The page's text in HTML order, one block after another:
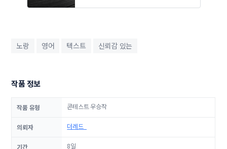
노랑 영어 텍스트 신뢰감 있는
작품 정보
작품 유형 콘테스트 우승작
의뢰자 더레드_
기간 8일